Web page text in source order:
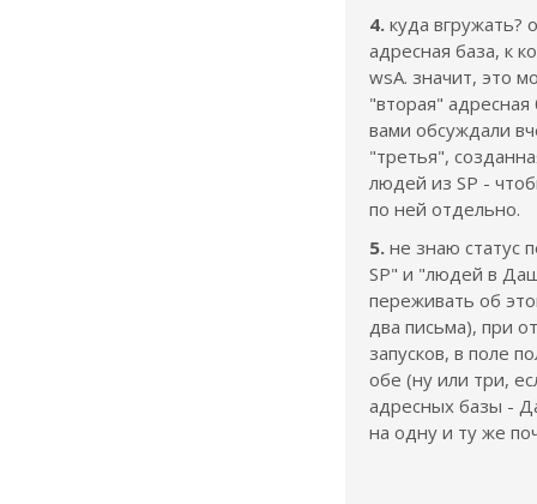
4. куда вгружать?
адресная база, к
wsA. значит, это
"вторая"
вами обсуждали
"третья",
людей из SP -
по ней отдельно.
5. не знаю статус
SP" и "людей в
переживать об
два письма), при
запусков, в поле
обе (ну или три,
адресных базы -
на одну и ту же